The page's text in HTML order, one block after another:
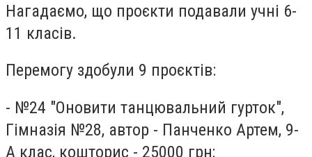
Нагадаємо, що проєкти подавали учні 6-
11 класів.
Перемогу здобули 9 проєктів:
- №24 "Оновити танцювальний гурток",
Гімназія №28, автор - Панченко Артем, 9-
А клас, кошторис - 25000 грн;